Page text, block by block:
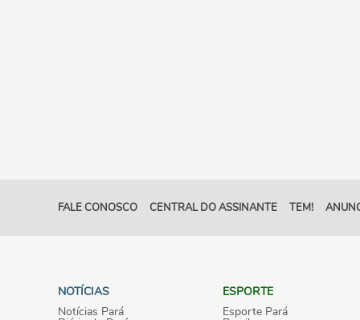
FALE CONOSCO CENTRAL DO ASSINANTE TEM!
NOTÍCIAS
Notícias Pará
ESPORTE
Esporte Pará